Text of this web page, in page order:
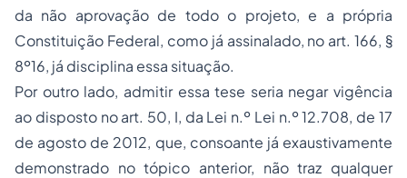
da não aprovação de todo o projeto, e a própria
Constituição Federal, como já assinalado, no art. 166, §
8º16, já disciplina essa situação.
Por outro lado, admitir essa tese seria negar vigência
ao disposto no art. 50, I, da Lei n.º Lei n.º 12.708, de 17
de agosto de 2012, que, consoante já exaustivamente
demonstrado no tópico anterior, não traz qualquer